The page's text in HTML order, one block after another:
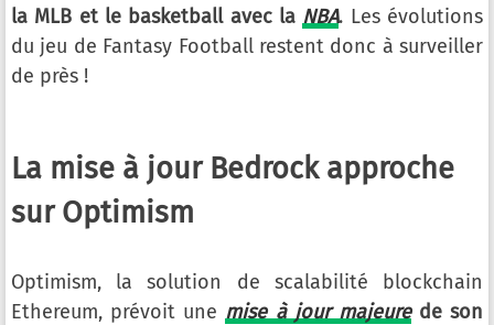
la MLB et le basketball avec la NBA. Les évolutions
du jeu de Fantasy Football restent donc à surveiller
de près !
La mise à jour Bedrock approche
sur Optimism
Optimism, la solution de scalabilité blockchain
Ethereum, prévoit une mise à jour majeurede son